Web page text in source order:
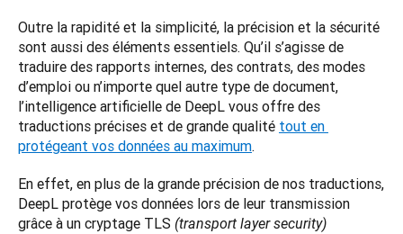
Outre la rapidité et la simplicité, la précision et la sécurité
sont aussi des éléments essentiels. Qu’il s’agisse de
traduire des rapports internes, des contrats, des modes
d’emploi ou n’importe quel autre type de document,
l’intelligence artificielle de DeepL vous offre des
traductions précises et de grande qualité tout en
protégeant vos données au maximum.
En effet, en plus de la grande précision de nos traductions,
DeepL protège vos données lors de leur transmission
grâce à un cryptage TLS (transport layer security)